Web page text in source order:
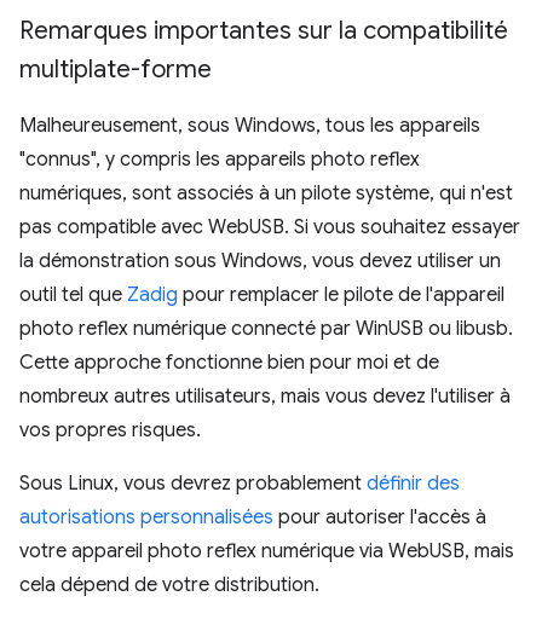
Remarques importantes sur la compatibilité
multiplate-forme
Malheureusement, sous Windows, tous les appareils
"connus", y compris les appareils photo reflex
numériques, sont associés à un pilote système, qui n'est
pas compatible avec WebUSB. Si vous souhaitez essayer
la démonstration sous Windows, vous devez utiliser un
outil tel que Zadig pour remplacer le pilote de l'appareil
photo reflex numérique connecté par WinUSB ou libusb.
Cette approche fonctionne bien pour moi et de
nombreux autres utilisateurs, mais vous devez l'utiliser à
vos propres risques.
Sous Linux, vous devrez probablement définir des
autorisations personnalisées pour autoriser l'accès à
votre appareil photo reflex numérique via WebUSB, mais
cela dépend de votre distribution.